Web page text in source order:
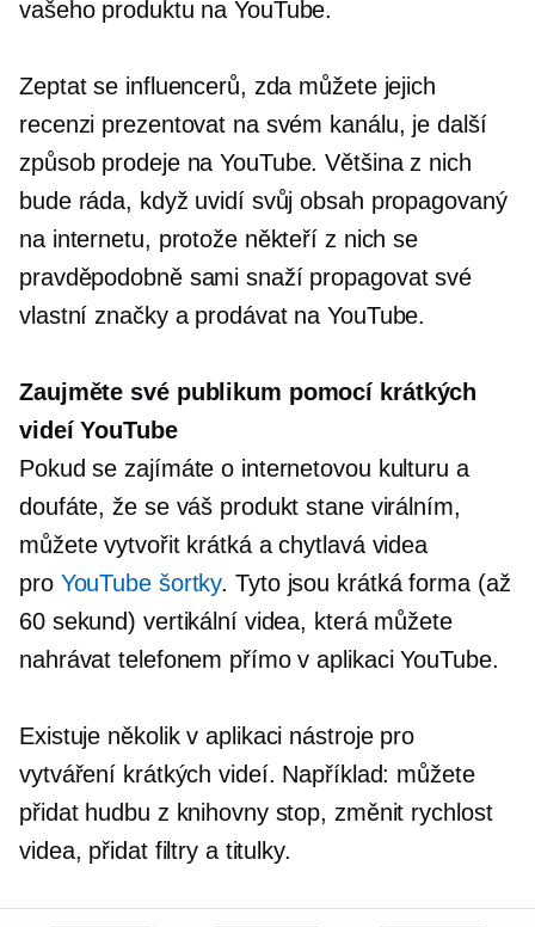
vašeho produktu na YouTube.
Zeptat se influencerů, zda můžete jejich
recenzi prezentovat na svém kanálu, je další
způsob prodeje na YouTube. Většina z nich
bude ráda, když uvidí svůj obsah propagovaný
na internetu, protože někteří z nich se
pravděpodobně sami snaží propagovat své
vlastní značky a prodávat na YouTube.
Zaujměte své publikum pomocí krátkých
videí YouTube
Pokud se zajímáte o internetovou kulturu a
doufáte, že se váš produkt stane virálním,
můžete vytvořit krátká a chytlavá videa
pro YouTube šortky. Tyto jsou krátká forma(až
60 sekund) vertikální videa, která můžete
nahrávat telefonem přímo v aplikaci YouTube.
Existuje několikv aplikaci nástroje pro
vytváření krátkých videí. Například: můžete
přidat hudbu z knihovny stop, změnit rychlost
videa, přidat filtry a titulky.